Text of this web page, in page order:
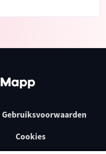
Gebruiksvoorwaarden
Cookies